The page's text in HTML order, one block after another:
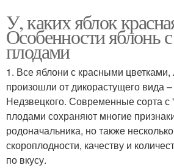
У, каких яблок
Особенности яблонь
плодами
1. Все яблони с красными
произошли от дикорастущего вида
Недзвецкого. Современные сорта
плодами сохраняют многие
родоначальника, но также
скороплодности, качеству и
по вкусу.